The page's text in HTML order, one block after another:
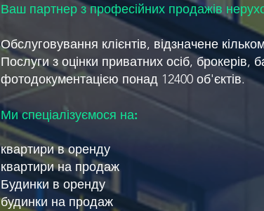
Ваш партнер з професійних продажів
Обслуговування клієнтів, відзначене
Послуги з оцінки приватних осіб, брокерів,
фотодокументацією понад 12400 об'єктів.
Ми спеціалізуємося на:
квартири в оренду
квартири на продаж
Будинки в оренду
будинки на продаж